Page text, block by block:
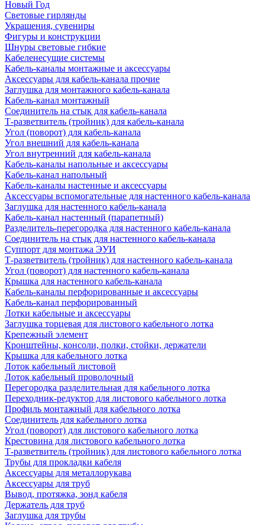
Новый Год
Световые гирлянды
Украшения, сувениры
Фигуры и конструкции
Шнуры световые гибкие
Кабеленесущие системы
Кабель-каналы монтажные и аксессуары
Аксессуары для кабель-канала прочие
Заглушка для монтажного кабель-канала
Кабель-канал монтажный
Соединитель на стык для кабель-канала
Т-разветвитель (тройник) для кабель-канала
Угол (поворот) для кабель-канала
Угол внешний для кабель-канала
Угол внутренний для кабель-канала
Кабель-каналы напольные и аксессуары
Кабель-канал напольный
Кабель-каналы настенные и аксессуары
Аксессуары вспомогательные для настенного кабель-канала
Заглушка для настенного кабель-канала
Кабель-канал настенный (парапетный)
Разделитель-перегородка для настенного кабель-канала
Соединитель на стык для настенного кабель-канала
Суппорт для монтажа ЭУИ
Т-разветвитель (тройник) для настенного кабель-канала
Угол (поворот) для настенного кабель-канала
Крышка для настенного кабель-канала
Кабель-каналы перфорированные и аксессуары
Кабель-канал перфорированный
Лотки кабельные и аксессуары
Заглушка торцевая для листового кабельного лотка
Крепежный элемент
Кронштейны, консоли, полки, стойки, держатели
Крышка для кабельного лотка
Лоток кабельный листовой
Лоток кабельный проволочный
Перегородка разделительная для кабельного лотка
Переходник-редуктор для листового кабельного лотка
Профиль монтажный для кабельного лотка
Соединитель для кабельного лотка
Угол (поворот) для листового кабельного лотка
Крестовина для листового кабельного лотка
Т-разветвитель (тройник) для листового кабельного лотка
Трубы для прокладки кабеля
Аксессуары для металлорукава
Аксессуары для труб
Вывод, протяжка, зонд кабеля
Держатель для труб
Заглушка для трубы